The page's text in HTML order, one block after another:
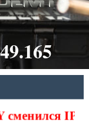
сменился IP